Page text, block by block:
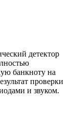
детектор
банкноту на
проверки
и звуком.